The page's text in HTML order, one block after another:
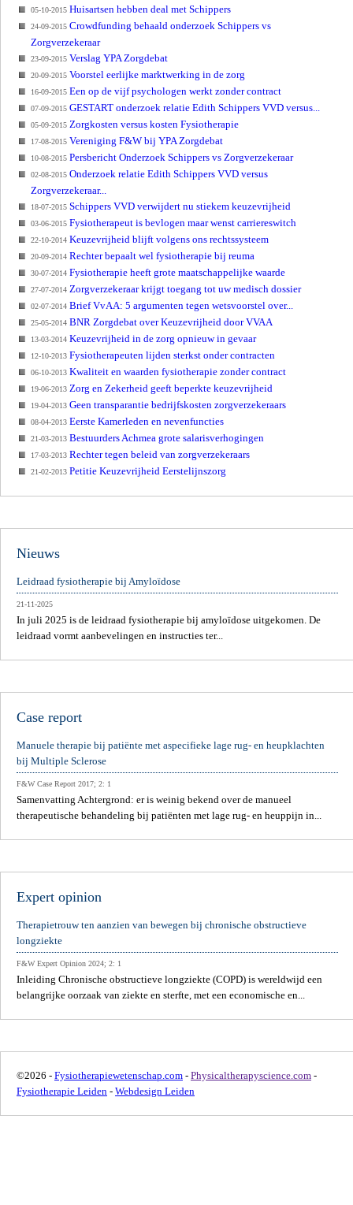
05-10-2015 Huisartsen hebben deal met Schippers
24-09-2015 Crowdfunding behaald onderzoek Schippers vs
Zorgverzekeraar
23-09-2015 Verslag YPA Zorgdebat
20-09-2015 Voorstel eerlijke marktwerking in de zorg
16-09-2015 Een op de vijf psychologen werkt zonder contract
07-09-2015 GESTART onderzoek relatie Edith Schippers VVD versus...
05-09-2015 Zorgkosten versus kosten Fysiotherapie
17-08-2015 Vereniging F&W bij YPA Zorgdebat
10-08-2015 Persbericht Onderzoek Schippers vs Zorgverzekeraar
02-08-2015 Onderzoek relatie Edith Schippers VVD versus
Zorgverzekeraar...
18-07-2015 Schippers VVD verwijdert nu stiekem keuzevrijheid
03-06-2015 Fysiotherapeut is bevlogen maar wenst carriereswitch
22-10-2014 Keuzevrijheid blijft volgens ons rechtssysteem
20-09-2014 Rechter bepaalt wel fysiotherapie bij reuma
30-07-2014 Fysiotherapie heeft grote maatschappelijke waarde
27-07-2014 Zorgverzekeraar krijgt toegang tot uw medisch dossier
02-07-2014 Brief VvAA: 5 argumenten tegen wetsvoorstel over...
25-05-2014 BNR Zorgdebat over Keuzevrijheid door VVAA
13-03-2014 Keuzevrijheid in de zorg opnieuw in gevaar
12-10-2013 Fysiotherapeuten lijden sterkst onder contracten
06-10-2013 Kwaliteit en waarden fysiotherapie zonder contract
19-06-2013 Zorg en Zekerheid geeft beperkte keuzevrijheid
19-04-2013 Geen transparantie bedrijfskosten zorgverzekeraars
08-04-2013 Eerste Kamerleden en nevenfuncties
21-03-2013 Bestuurders Achmea grote salarisverhogingen
17-03-2013 Rechter tegen beleid van zorgverzekeraars
21-02-2013 Petitie Keuzevrijheid Eerstelijnszorg
Nieuws
Leidraad fysiotherapie bij Amyloïdose
21-11-2025
In juli 2025 is de leidraad fysiotherapie bij amyloïdose uitgekomen. De
leidraad vormt aanbevelingen en instructies ter...
Case report
Manuele therapie bij patiënte met aspecifieke lage rug- en heupklachten
bij Multiple Sclerose
F&W Case Report 2017; 2: 1
Samenvatting Achtergrond: er is weinig bekend over de manueel
therapeutische behandeling bij patiënten met lage rug- en heuppijn in...
Expert opinion
Therapietrouw ten aanzien van bewegen bij chronische obstructieve
longziekte
F&W Expert Opinion 2024; 2: 1
Inleiding Chronische obstructieve longziekte (COPD) is wereldwijd een
belangrijke oorzaak van ziekte en sterfte, met een economische en...
©2026 - Fysiotherapiewetenschap.com - Physicaltherapyscience.com -
Fysiotherapie Leiden - Webdesign Leiden